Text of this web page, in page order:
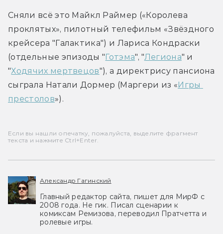
Сняли всё это Майкл Раймер («Королева
проклятых», пилотный телефильм «Звёздного
крейсера "Галактика") и Лариса Кондраски
(отдельные эпизоды " Готэма", "Легиона" и
"Ходячих мертвецов"), а директрису пансиона
сыграла Натали Дормер (Маргери из « Игры
престолов»).
Если вы нашли опечатку, пожалуйста, выделите фрагмент
текста и нажмите Ctrl+Enter.
Александр Гагинский
Главный редактор сайта, пишет для МирФ с
2008 года. Не гик. Писал сценарии к
комиксам Ремизова, переводил Пратчетта и
ролевые игры.